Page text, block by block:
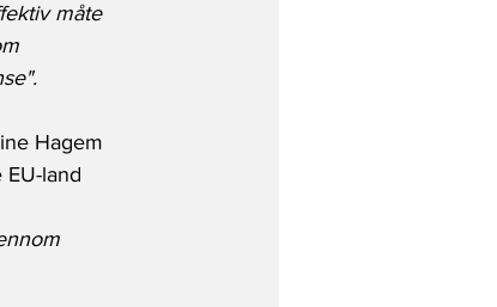
måte
Hagem
land